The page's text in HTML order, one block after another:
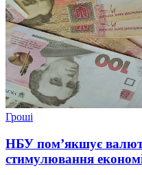
Гроші
НБУ пом’якшує
стимулювання